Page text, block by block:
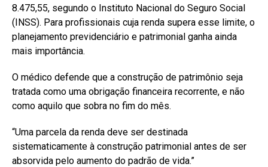
8.475,55, segundo o Instituto Nacional do Seguro Social
(INSS). Para profissionais cuja renda supera esse limite, o
planejamento previdenciário e patrimonial ganha ainda
mais importância.
O médico defende que a construção de patrimônio seja
tratada como uma obrigação financeira recorrente, e não
como aquilo que sobra no fim do mês.
“Uma parcela da renda deve ser destinada
sistematicamente à construção patrimonial antes de ser
absorvida pelo aumento do padrão de vida.”